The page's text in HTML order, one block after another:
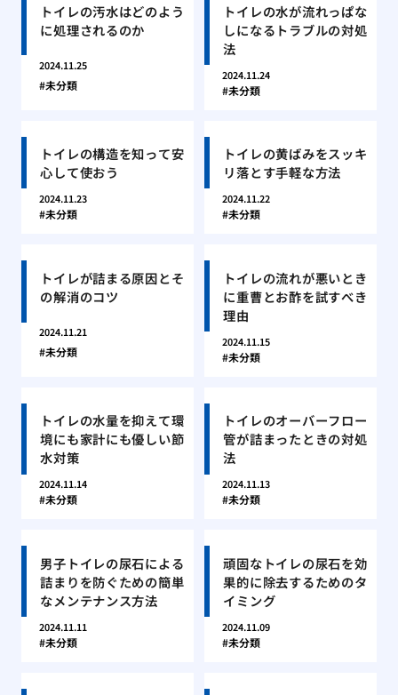
トイレの汚水はどのよう
に処理されるのか
2024.11.25
未分類
トイレの水が流れっぱな
しになるトラブルの対処
法
2024.11.24
未分類
トイレの構造を知って安
心して使おう
2024.11.23
未分類
トイレの黄ばみをスッキ
リ落とす手軽な方法
2024.11.22
未分類
トイレが詰まる原因とそ
の解消のコツ
2024.11.21
未分類
トイレの流れが悪いとき
に重曹とお酢を試すべき
理由
2024.11.15
未分類
トイレの水量を抑えて環
境にも家計にも優しい節
水対策
2024.11.14
未分類
トイレのオーバーフロー
管が詰まったときの対処
法
2024.11.13
未分類
男子トイレの尿石による
詰まりを防ぐための簡単
なメンテナンス方法
2024.11.11
未分類
頑固なトイレの尿石を効
果的に除去するためのタ
イミング
2024.11.09
未分類